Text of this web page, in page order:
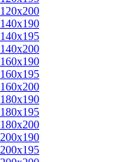
120x200
140x190
140x195
140x200
160x190
160x195
160x200
180x190
180x195
180x200
200x190
200x195